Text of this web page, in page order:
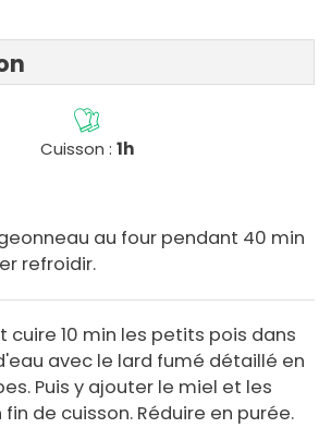
Cuisson : 1h
au four pendant 40 min
refroidir.
cuire 10 min les petits pois dans
avec le lard fumé détaillé en
Puis y ajouter le miel et les
de cuisson. Réduire en purée.